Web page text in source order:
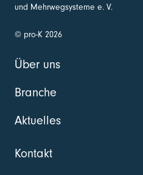
und Mehrwegsysteme e. V.
© pro-K 2026
Über uns
Branche
Aktuelles
Kontakt